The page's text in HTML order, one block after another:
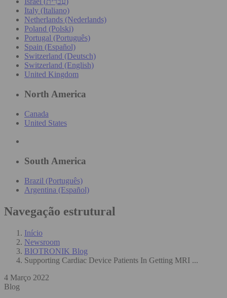
Italy (Italiano)
Netherlands (Nederlands)
Poland (Polski)
Portugal (Português)
Spain (Español)
Switzerland (Deutsch)
Switzerland (English)
United Kingdom
North America
Canada
United States
South America
Brazil (Português)
Argentina (Español)
Navegação estrutural
Início
Newsroom
BIOTRONIK Blog
Supporting Cardiac Device Patients In Getting MRI ...
4 Março 2022
Blog